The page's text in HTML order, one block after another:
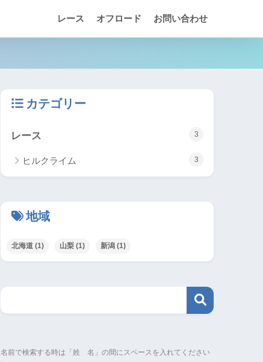
レース オフロード お問い合わせ
カテゴリー
レース 3
ヒルクライム 3
地域
北海道 (1) 山梨 (1) 新潟 (1)
名前で検索する時は「姓 名」の間にスペースを入れてください